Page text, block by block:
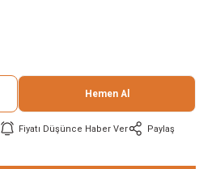
Hemen Al
Fiyatı Düşünce Haber Ver Paylaş